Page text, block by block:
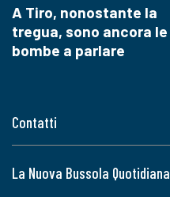
Contatti
La Nuova Bussola Quotidiana
A Tiro, nonostante la
tregua, sono ancora le
bombe a parlare